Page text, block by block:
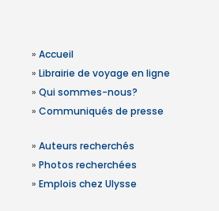
» Accueil
» Librairie de voyage en ligne
» Qui sommes-nous?
» Communiqués de presse
» Auteurs recherchés
» Photos recherchées
» Emplois chez Ulysse